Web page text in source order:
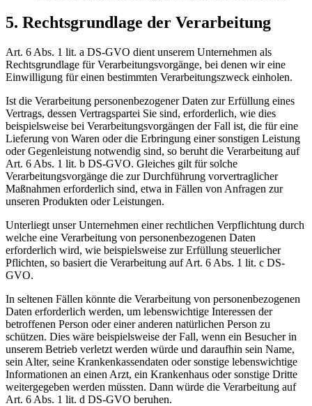
5. Rechtsgrundlage der Verarbeitung
Art. 6 Abs. 1 lit. a DS-GVO dient unserem Unternehmen als
Rechtsgrundlage für Verarbeitungsvorgänge, bei denen wir eine
Einwilligung für einen bestimmten Verarbeitungszweck einholen.
Ist die Verarbeitung personenbezogener Daten zur Erfüllung eines
Vertrags, dessen Vertragspartei Sie sind, erforderlich, wie dies
beispielsweise bei Verarbeitungsvorgängen der Fall ist, die für eine
Lieferung von Waren oder die Erbringung einer sonstigen Leistung
oder Gegenleistung notwendig sind, so beruht die Verarbeitung auf
Art. 6 Abs. 1 lit. b DS-GVO. Gleiches gilt für solche
Verarbeitungsvorgänge die zur Durchführung vorvertraglicher
Maßnahmen erforderlich sind, etwa in Fällen von Anfragen zur
unseren Produkten oder Leistungen.
Unterliegt unser Unternehmen einer rechtlichen Verpflichtung durch
welche eine Verarbeitung von personenbezogenen Daten
erforderlich wird, wie beispielsweise zur Erfüllung steuerlicher
Pflichten, so basiert die Verarbeitung auf Art. 6 Abs. 1 lit. c DS-
GVO.
In seltenen Fällen könnte die Verarbeitung von personenbezogenen
Daten erforderlich werden, um lebenswichtige Interessen der
betroffenen Person oder einer anderen natürlichen Person zu
schützen. Dies wäre beispielsweise der Fall, wenn ein Besucher in
unserem Betrieb verletzt werden würde und daraufhin sein Name,
sein Alter, seine Krankenkassendaten oder sonstige lebenswichtige
Informationen an einen Arzt, ein Krankenhaus oder sonstige Dritte
weitergegeben werden müssten. Dann würde die Verarbeitung auf
Art. 6 Abs. 1 lit. d DS-GVO beruhen.